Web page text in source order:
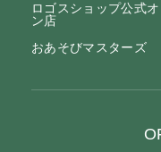
ロゴスショップ公式
ン店
おあそびマスターズ